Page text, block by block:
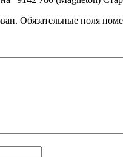
Обязательные поля